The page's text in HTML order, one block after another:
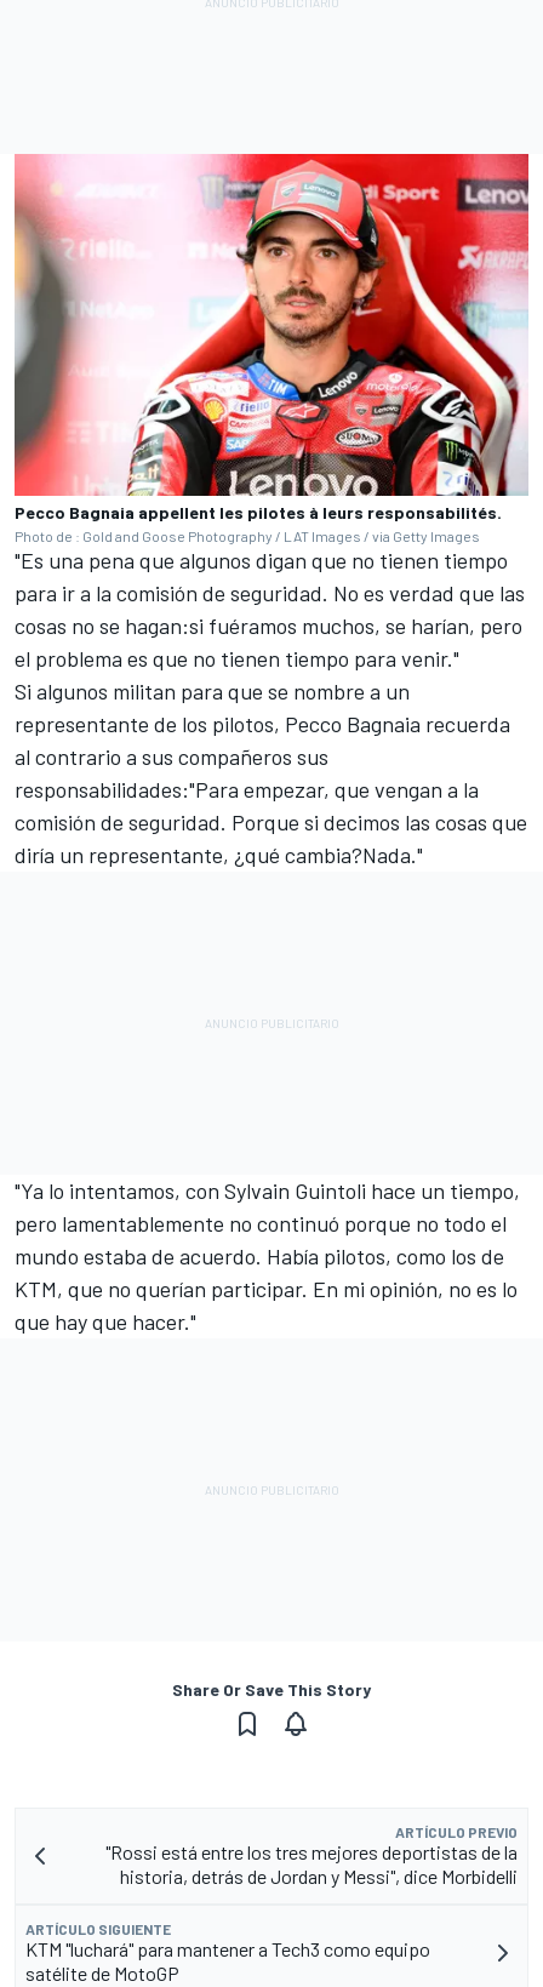
Pecco Bagnaia appellent les pilotes à leurs responsabilités.
Photo de : Gold and Goose Photography / LAT Images / via Getty Images
"Es una pena que algunos digan que no tienen tiempo
para ir a la comisión de seguridad. No es verdad que las
cosas no se hagan:si fuéramos muchos, se harían, pero
el problema es que no tienen tiempo para venir."
Si algunos militan para que se nombre a un
representante de los pilotos, Pecco Bagnaia recuerda
al contrario a sus compañeros sus
responsabilidades:"Para empezar, que vengan a la
comisión de seguridad. Porque si decimos las cosas que
diría un representante, ¿qué cambia?Nada."
"Ya lo intentamos, con Sylvain Guintoli hace un tiempo,
pero lamentablemente no continuó porque no todo el
mundo estaba de acuerdo. Había pilotos, como los de
KTM, que no querían participar. En mi opinión, no es lo
que hay que hacer."
Share Or Save This Story
ARTÍCULO PREVIO
"Rossi está entre los tres mejores deportistas de la
historia, detrás de Jordan y Messi", dice Morbidelli
ARTÍCULO SIGUIENTE
KTM "luchará" para mantener a Tech3 como equipo
satélite de MotoGP